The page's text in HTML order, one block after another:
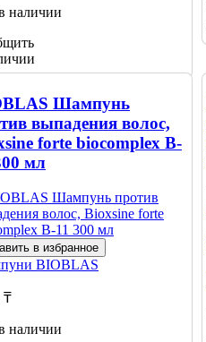
наличии
Шампунь
выпадения волос,
forte biocomplex B-
мл
в избранное
BIOBLAS
₸
наличии